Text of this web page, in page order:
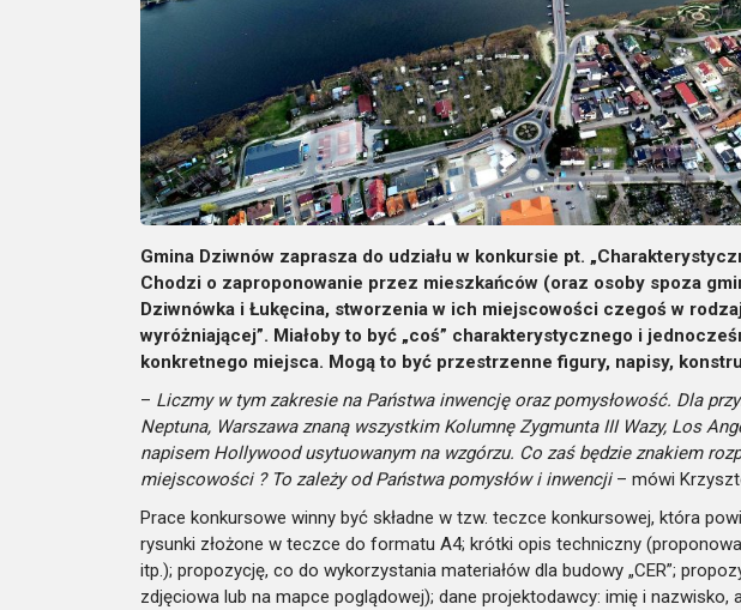
Gmina Dziwnów zaprasza do udziału w konkursie pt.
Chodzi o zaproponowanie przez mieszkańców (oraz osoby spoza
Dziwnówka i Łukęcina, stworzenia w ich miejscowości czegoś w
wyróżniającej”. Miałoby to być „coś” charakterystycznego i
konkretnego miejsca. Mogą to być przestrzenne figury, napisy,
– Liczmy w tym zakresie na Państwa inwencję oraz pomysłowość. Dla
Neptuna, Warszawa znaną wszystkim Kolumnę Zygmunta III Wazy, Los
napisem Hollywood usytuowanym na wzgórzu. Co zaś będzie znakiem
miejscowości ? To zależy od Państwa pomysłów i inwencji– mówi
Prace konkursowe winny być składne w tzw. teczce konkursowej, która
rysunki złożone w teczce do formatu A4; krótki opis techniczny
itp.); propozycję, co do wykorzystania materiałów dla budowy „CER”;
zdjęciowa lub na mapce poglądowej); dane projektodawcy: imię i nazwisko,